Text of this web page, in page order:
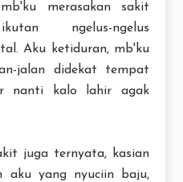
merasakan sakit
ngelus-ngelus
Aku ketiduran, mb'ku
jalan didekat tempat
nanti kalo lahir agak
juga ternyata, kasian
aku yang nyuciin baju,